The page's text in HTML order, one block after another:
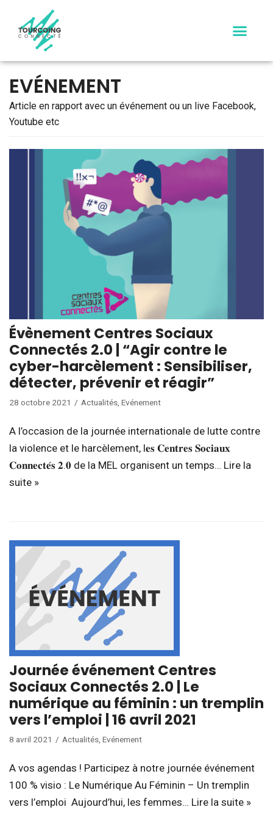
Aller
contenu
EVÉNEMENT
Article en rapport avec un événement ou un live Facebook,
Youtube etc
Évènement Centres Sociaux
Connectés 2.0 | “Agir contre le
cyber-harcèlement : Sensibiliser,
détecter, prévenir et réagir”
28 octobre 2021 Actualités Evénement
A l’occasion de la journée internationale de lutte contre
la violence et le harcèlement, l𝐞𝐬 𝐂𝐞𝐧𝐭𝐫𝐞𝐬 𝐒𝐨𝐜𝐢𝐚𝐮𝐱
𝐂𝐨𝐧𝐧𝐞𝐜𝐭𝐞́𝐬 𝟐.𝟎 de la MEL organisent un temps… Lire la
suite »
Journée événement Centres
Sociaux Connectés 2.0 | Le
numérique au féminin : un tremplin
vers l’emploi | 16 avril 2021
8 avril 2021 Actualités Evénement
A vos agendas ! Participez à notre journée événement
100 % visio : Le Numérique Au Féminin – Un tremplin
vers l’emploi Aujourd’hui, les femmes… Lire la suite »